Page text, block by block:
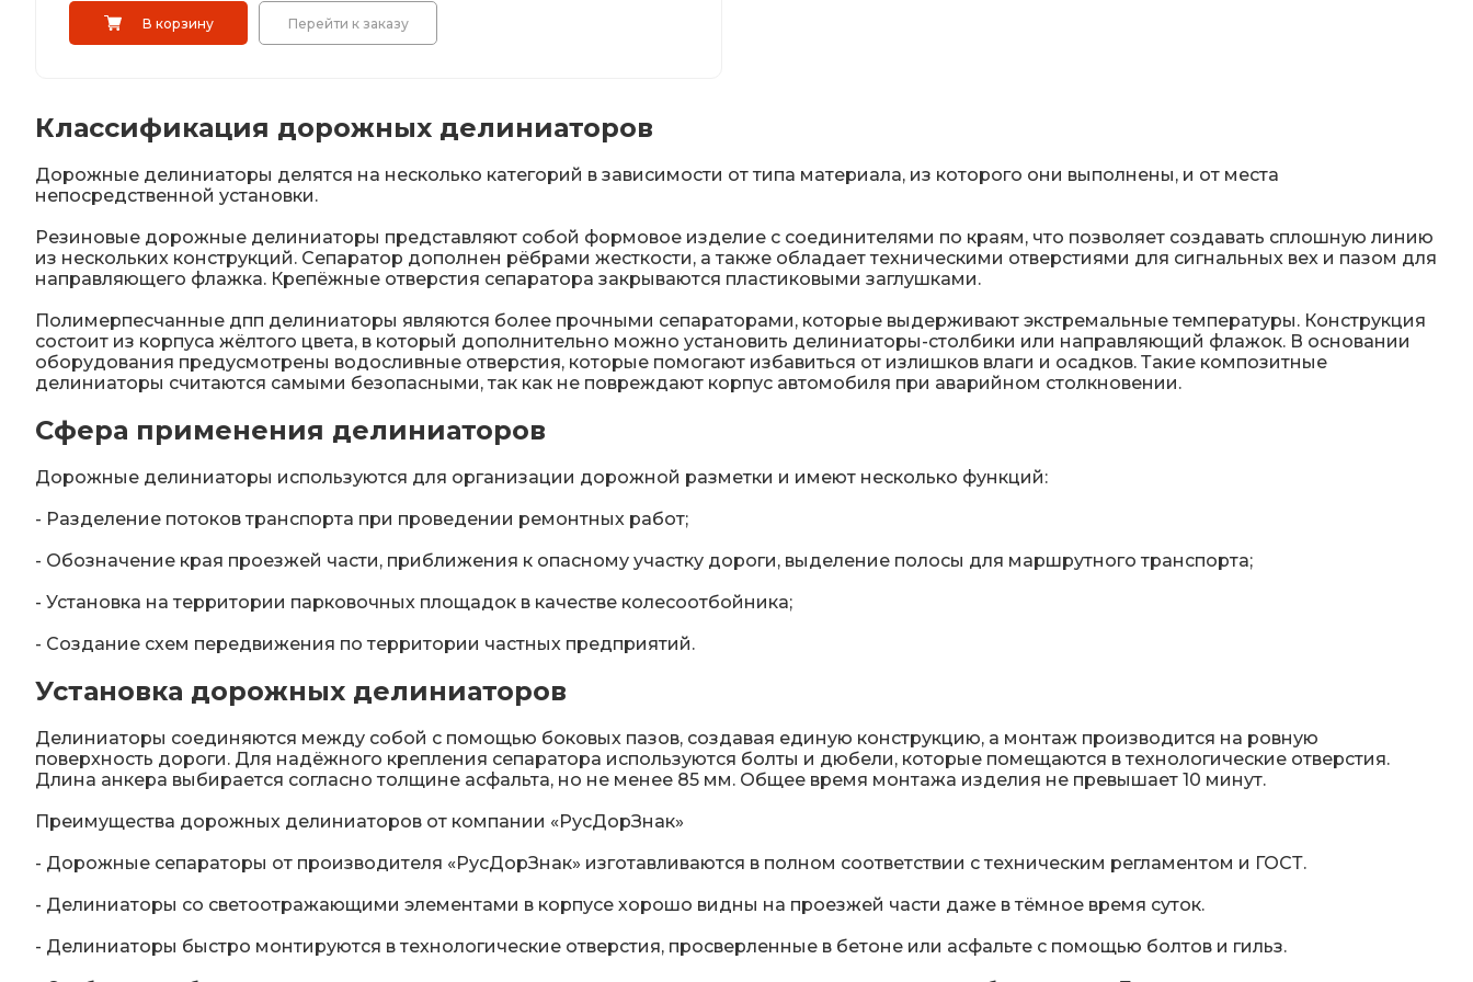
В корзину Перейти к заказу
Классификация дорожных делиниаторов
Дорожные делиниаторы делятся на несколько категорий в зависимости от типа материала, из которого они выполнены, и от места
непосредственной установки.
Резиновые дорожные делиниаторы представляют собой формовое изделие с соединителями по краям, что позволяет создавать сплошную линию
из нескольких конструкций. Сепаратор дополнен рёбрами жесткости, а также обладает техническими отверстиями для сигнальных вех и пазом для
направляющего флажка. Крепёжные отверстия сепаратора закрываются пластиковыми заглушками.
Полимерпесчанные дпп делиниаторы являются более прочными сепараторами, которые выдерживают экстремальные температуры. Конструкция
состоит из корпуса жёлтого цвета, в который дополнительно можно установить делиниаторы-столбики или направляющий флажок. В основании
оборудования предусмотрены водосливные отверстия, которые помогают избавиться от излишков влаги и осадков. Такие композитные
делиниаторы считаются самыми безопасными, так как не повреждают корпус автомобиля при аварийном столкновении.
Сфера применения делиниаторов
Дорожные делиниаторы используются для организации дорожной разметки и имеют несколько функций:
- Разделение потоков транспорта при проведении ремонтных работ;
- Обозначение края проезжей части, приближения к опасному участку дороги, выделение полосы для маршрутного транспорта;
- Установка на территории парковочных площадок в качестве колесоотбойника;
- Создание схем передвижения по территории частных предприятий.
Установка дорожных делиниаторов
Делиниаторы соединяются между собой с помощью боковых пазов, создавая единую конструкцию, а монтаж производится на ровную
поверхность дороги. Для надёжного крепления сепаратора используются болты и дюбели, которые помещаются в технологические отверстия.
Длина анкера выбирается согласно толщине асфальта, но не менее 85 мм. Общее время монтажа изделия не превышает 10 минут.
Преимущества дорожных делиниаторов от компании «РусДорЗнак»
- Дорожные сепараторы от производителя «РусДорЗнак» изготавливаются в полном соответствии с техническим регламентом и ГОСТ.
- Делиниаторы со светоотражающими элементами в корпусе хорошо видны на проезжей части даже в тёмное время суток.
- Делиниаторы быстро монтируются в технологические отверстия, просверленные в бетоне или асфальте с помощью болтов и гильз.